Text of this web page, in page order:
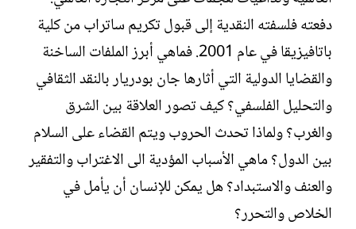
دفعته فلسفته النقدية إلى قبول تكريم ساتراب من كلية
باتافيزيقا في عام 2001. فماهي أبرز الملفات الساخنة
والقضايا الدولية التي أثارها جان بودريار بالنقد الثقافي
والتحليل الفلسفي؟ كيف تصور العلاقة بين الشرق
والغرب؟ ولماذا تحدث الحروب ويتم القضاء على السلام
بين الدول؟ ماهي الأسباب المؤدية الى الاغتراب والتفقير
والعنف والاستبداد؟ هل يمكن للإنسان أن يأمل في
الخلاص والتحرر؟